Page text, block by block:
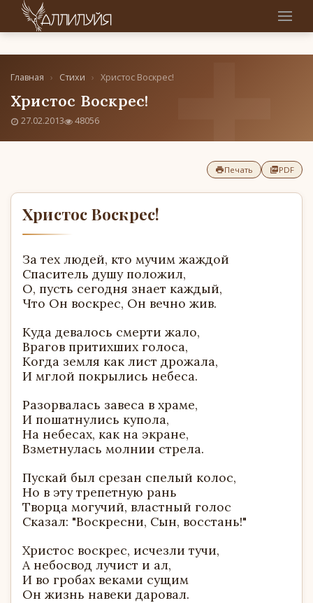
Главная › Стихи › Христос Воскрес!
Христос Воскрес!
27.02.2013 48056
Печать PDF
Христос Воскрес!
За тех людей, кто мучим жаждой
Спаситель душу положил,
О, пусть сегодня знает каждый,
Что Он воскрес, Он вечно жив.
Куда девалось смерти жало,
Врагов притихших голоса,
Когда земля как лист дрожала,
И мглой покрылись небеса.
Разорвалась завеса в храме,
И пошатнулись купола,
На небесах, как на экране,
Взметнулась молнии стрела.
Пускай был срезан спелый колос,
Но в эту трепетную рань
Творца могучий, властный голос
Сказал: "Воскресни, Сын, восстань!"
Христос воскрес, исчезли тучи,
А небосвод лучист и ал,
И во гробах веками сущим
Он жизнь навеки даровал.